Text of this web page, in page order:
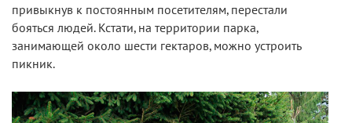
привыкнув к постоянным посетителям, перестали
бояться людей. Кстати, на территории парка,
занимающей около шести гектаров, можно устроить
пикник.